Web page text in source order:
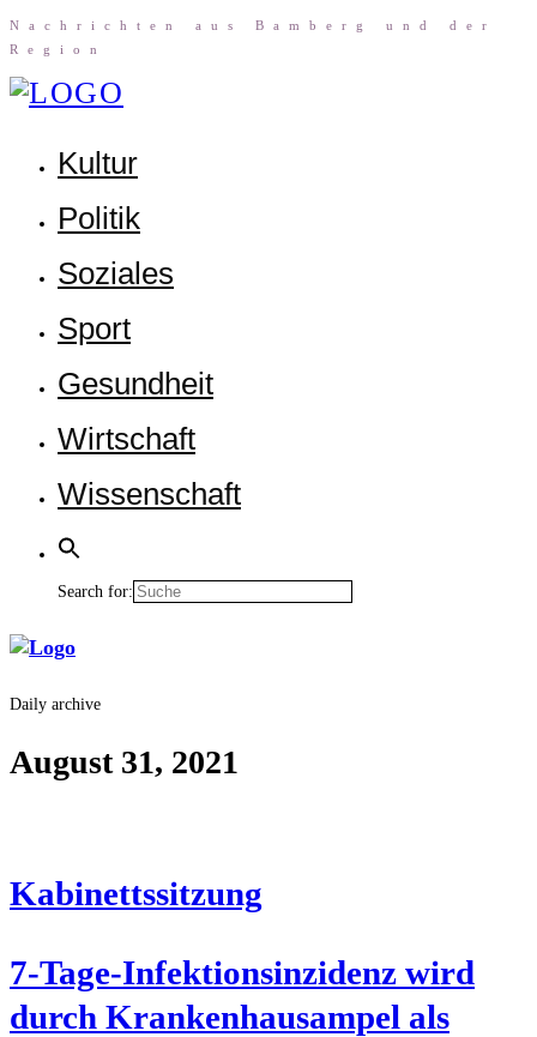
Nach­rich­ten aus Bam­berg und der
Region
Kul­tur
Poli­tik
Sozia­les
Sport
Gesund­heit
Wirt­schaft
Wis­sen­schaft
Search for:
Daily archive
August 31, 2021
Kabi­netts­sit­zung
7‑Ta­ge-Infek­ti­ons­in­zi­denz wird
durch Kran­ken­hausam­pel als